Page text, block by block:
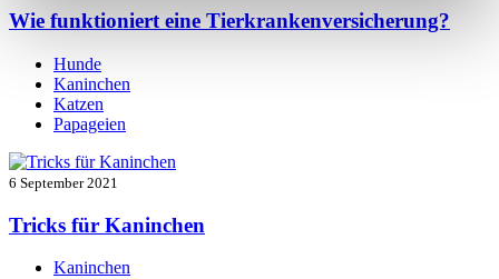
Wie funktioniert eine Tierkrankenversicherung?
Hunde
Kaninchen
Katzen
Papageien
6 September 2021
Tricks für Kaninchen
Kaninchen